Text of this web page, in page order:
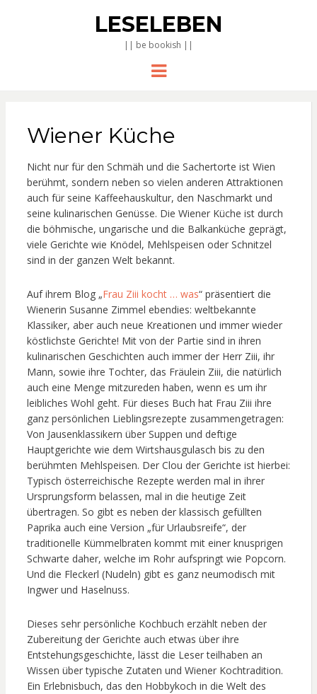
LESELEBEN
|| be bookish ||
Menu
Wiener Küche
Nicht nur für den Schmäh und die Sachertorte ist Wien
berühmt, sondern neben so vielen anderen Attraktionen
auch für seine Kaffeehauskultur, den Naschmarkt und
seine kulinarischen Genüsse. Die Wiener Küche ist durch
die böhmische, ungarische und die Balkanküche geprägt,
viele Gerichte wie Knödel, Mehlspeisen oder Schnitzel
sind in der ganzen Welt bekannt.
Auf ihrem Blog „Frau Ziii kocht … was“ präsentiert die
Wienerin Susanne Zimmel ebendies: weltbekannte
Klassiker, aber auch neue Kreationen und immer wieder
köstlichste Gerichte! Mit von der Partie sind in ihren
kulinarischen Geschichten auch immer der Herr Ziii, ihr
Mann, sowie ihre Tochter, das Fräulein Ziii, die natürlich
auch eine Menge mitzureden haben, wenn es um ihr
leibliches Wohl geht. Für dieses Buch hat Frau Ziii ihre
ganz persönlichen Lieblingsrezepte zusammengetragen:
Von Jausenklassikern über Suppen und deftige
Hauptgerichte wie dem Wirtshausgulasch bis zu den
berühmten Mehlspeisen. Der Clou der Gerichte ist hierbei:
Typisch österreichische Rezepte werden mal in ihrer
Ursprungsform belassen, mal in die heutige Zeit
übertragen. So gibt es neben der klassisch gefüllten
Paprika auch eine Version „für Urlaubsreife“, der
traditionelle Kümmelbraten kommt mit einer knusprigen
Schwarte daher, welche im Rohr aufspringt wie Popcorn.
Und die Fleckerl (Nudeln) gibt es ganz neumodisch mit
Ingwer und Haselnuss.
Dieses sehr persönliche Kochbuch erzählt neben der
Zubereitung der Gerichte auch etwas über ihre
Entstehungsgeschichte, lässt die Leser teilhaben an
Wissen über typische Zutaten und Wiener Kochtradition.
Ein Erlebnisbuch, das den Hobbykoch in die Welt des